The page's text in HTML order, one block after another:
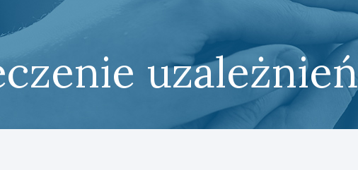
uzależnień